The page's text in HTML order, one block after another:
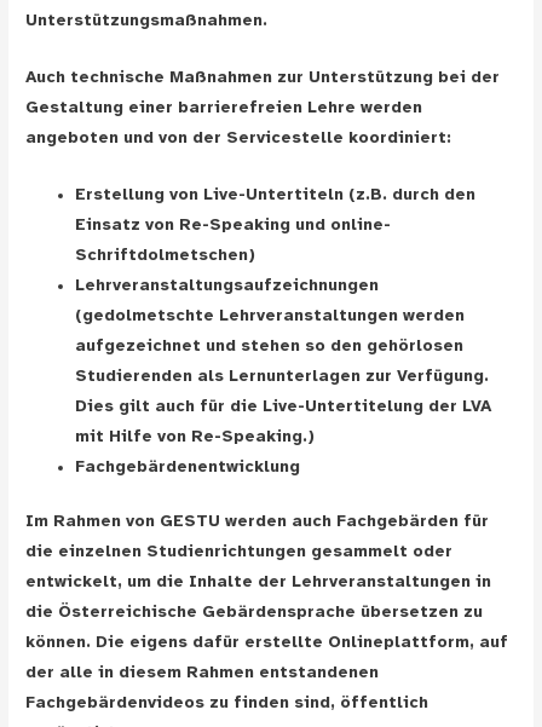
Unterstützungsmaßnahmen.
Auch technische Maßnahmen zur Unterstützung bei der
Gestaltung einer barrierefreien Lehre werden
angeboten und von der Servicestelle koordiniert:
Erstellung von Live-Untertiteln (z.B. durch den
Einsatz von Re-Speaking und online-
Schriftdolmetschen)
Lehrveranstaltungsaufzeichnungen
(gedolmetschte Lehrveranstaltungen werden
aufgezeichnet und stehen so den gehörlosen
Studierenden als Lernunterlagen zur Verfügung.
Dies gilt auch für die Live-Untertitelung der LVA
mit Hilfe von Re-Speaking.)
Fachgebärdenentwicklung
Im Rahmen von GESTU werden auch Fachgebärden für
die einzelnen Studienrichtungen gesammelt oder
entwickelt, um die Inhalte der Lehrveranstaltungen in
die Österreichische Gebärdensprache übersetzen zu
können. Die eigens dafür erstellte Onlineplattform, auf
der alle in diesem Rahmen entstandenen
Fachgebärdenvideos zu finden sind, öffentlich